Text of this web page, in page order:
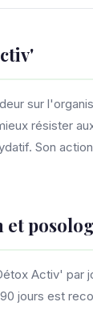
sur
résister
Son
Activ'
jours est